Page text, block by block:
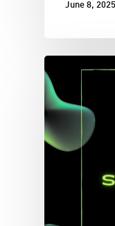
June 8, 2025